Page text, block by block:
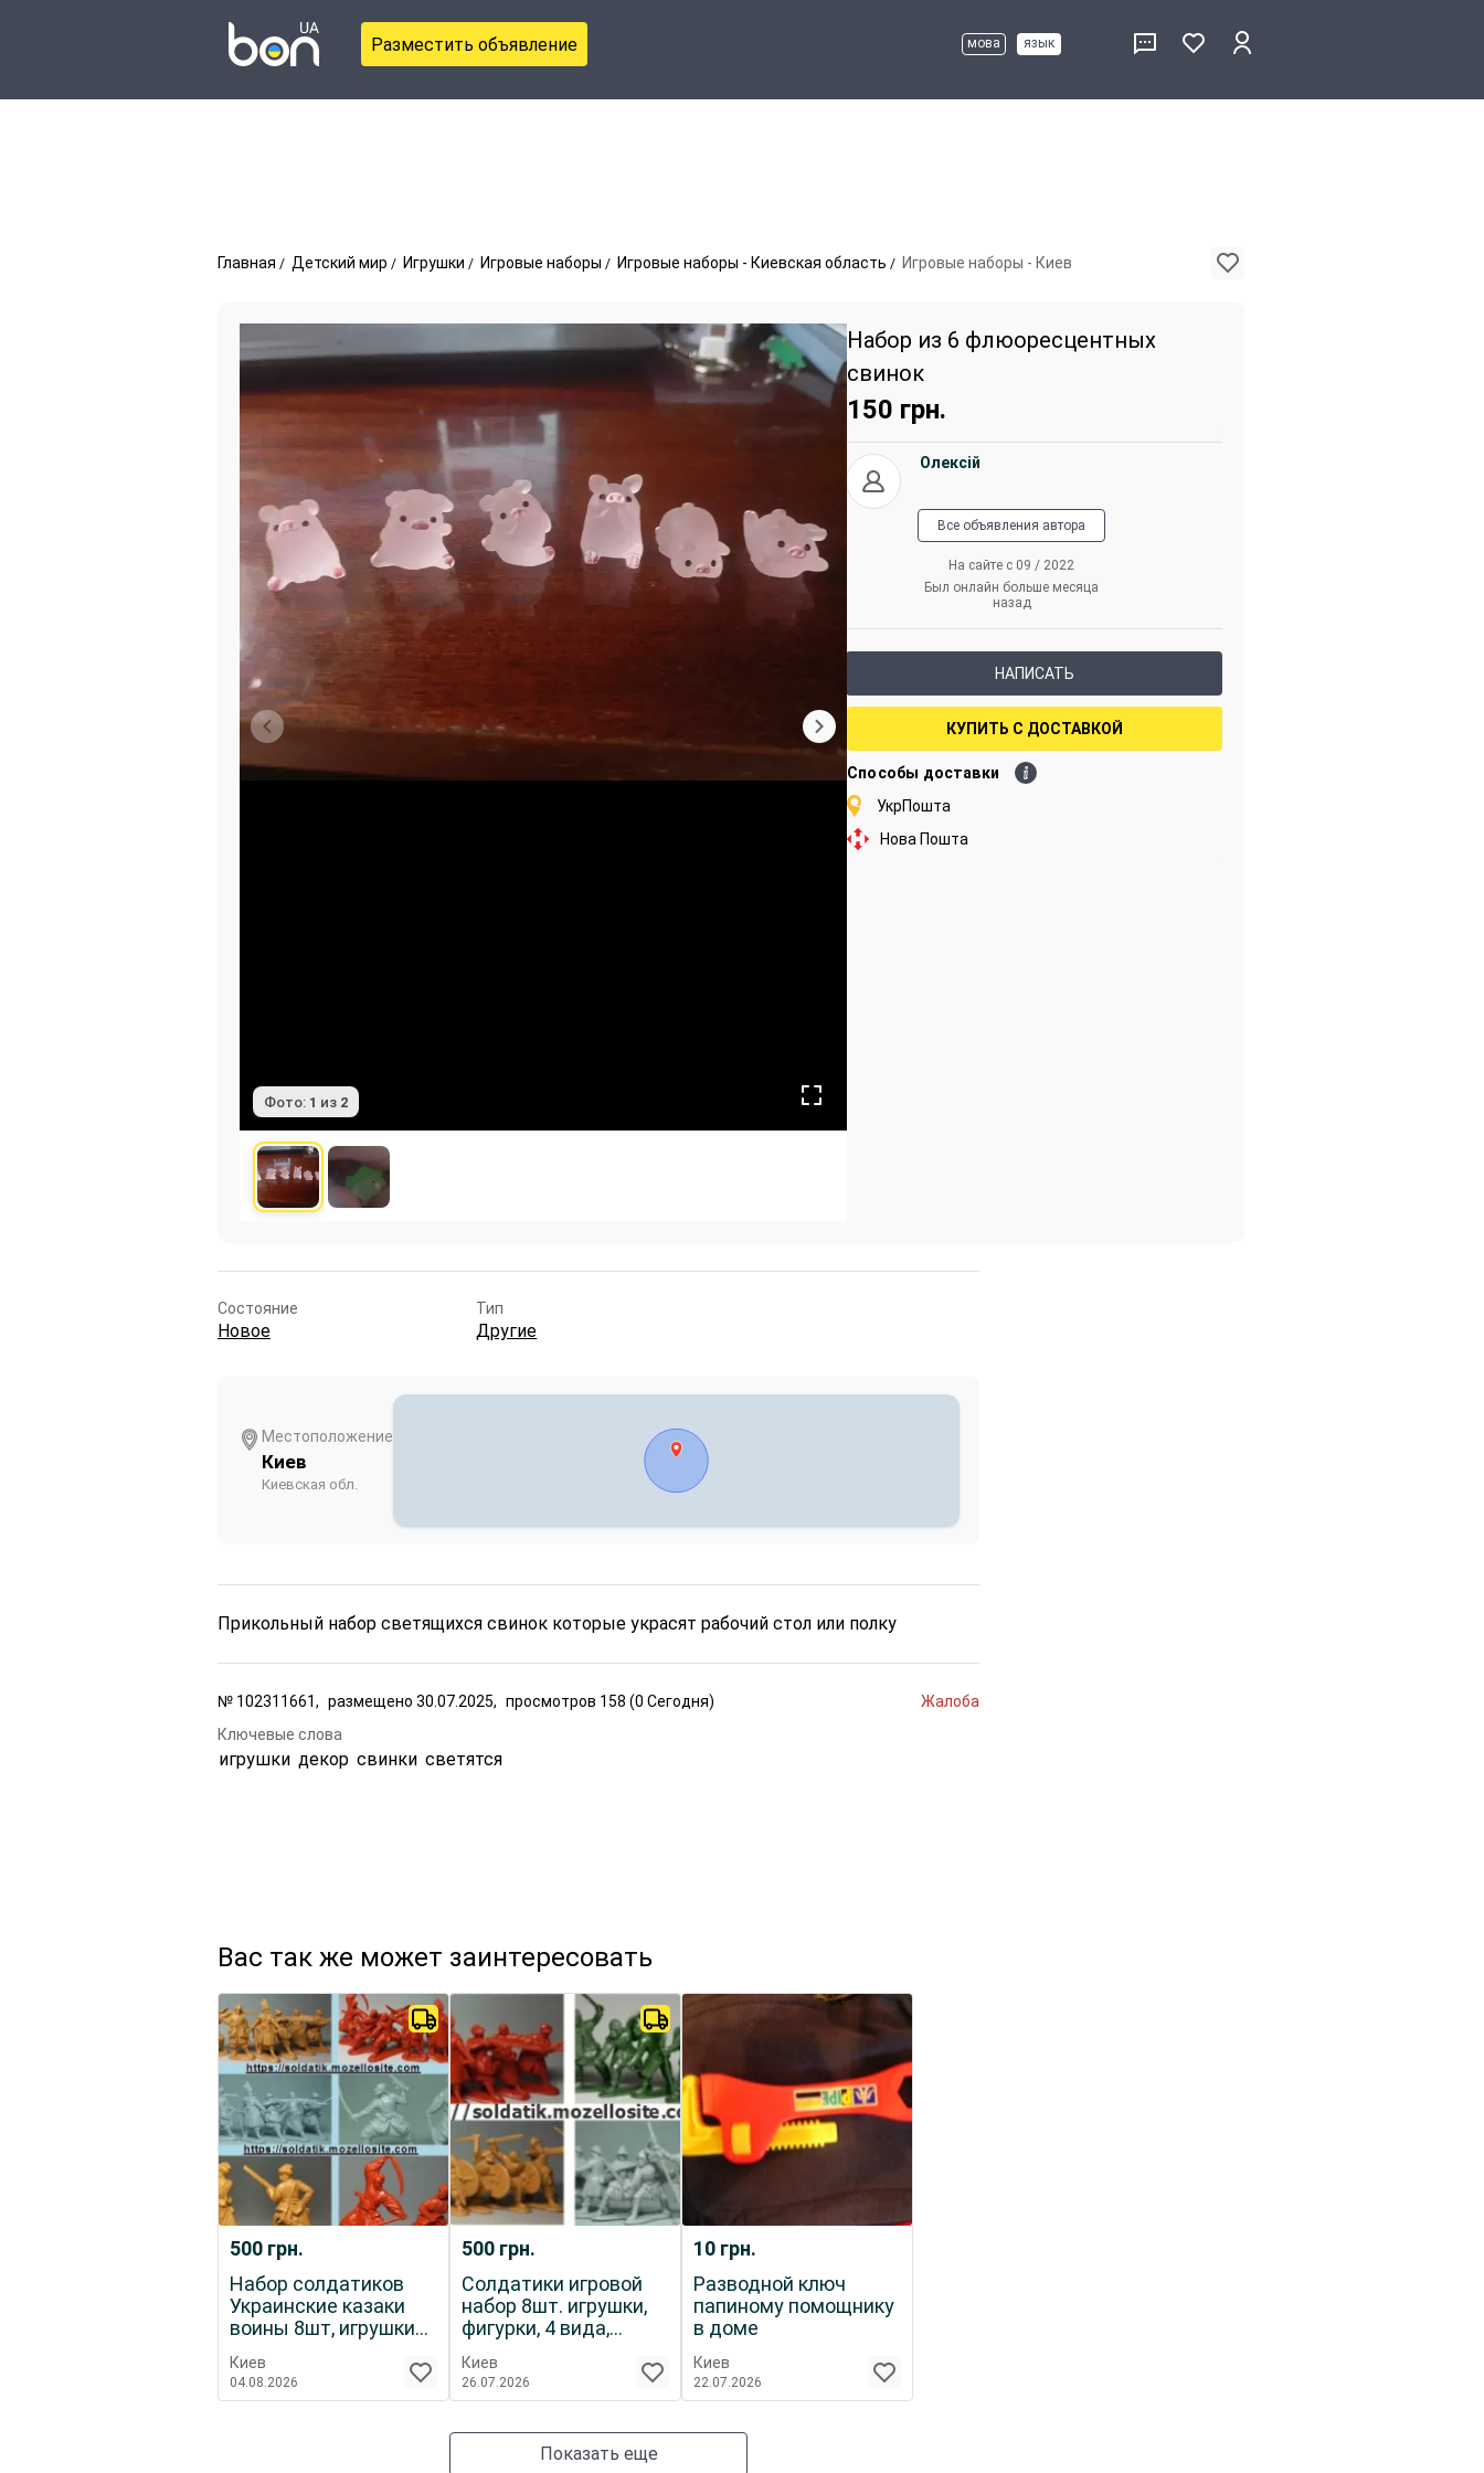
Разместить объявление мова язык
Главная Детский мир Игрушки Игровые наборы Игровые наборы - Киевская область Игровые наборы - Киев
Фото: 1 из 2
Набор из 6 флюоресцентных
свинок
150 грн.
Олексій
Все объявления автора
На сайте с 09 / 2022
Был онлайн больше месяца
назад
НАПИСАТЬ
КУПИТЬ С ДОСТАВКОЙ
Способы доставки
УкрПошта
Нова Пошта
Состояние
Новое
Тип
Другие
Местоположение
Киев
Киевская обл.
Прикольный набор светящихся свинок которые украсят рабочий стол или полку
№ 102311661, размещено 30.07.2025, просмотров 158 (0 Сегодня)
Жалоба
Ключевые слова
игрушки декор свинки светятся
Вас так же может заинтересовать
500 грн.
Набор солдатиков
Украинские казаки
воины 8шт, игрушки
Киев
04.08.2026
500 грн.
Солдатики игровой
набор 8шт. игрушки,
фигурки, 4 вида,
Киев
26.07.2026
10 грн.
Разводной ключ
папиному помощнику
в доме
Киев
22.07.2026
Показать еще